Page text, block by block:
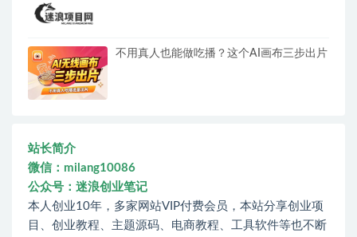
不用真人也能做吃播？这个AI画布三步出片
站长简介
微信：milang10086
公众号：迷浪创业笔记
本人创业10年，多家网站VIP付费会员，本站分享创业项
目、创业教程、主题源码、电商教程、工具软件等也不断